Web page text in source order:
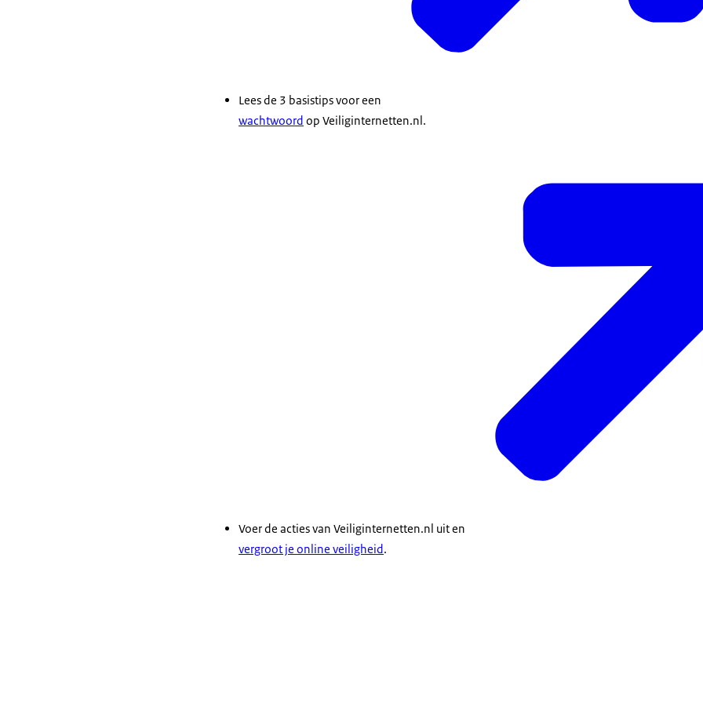
Lees de 3 basistips voor een
wachtwoord op Veiliginternetten.nl.
Voer de acties van Veiliginternetten.nl uit en
vergroot je online veiligheid.